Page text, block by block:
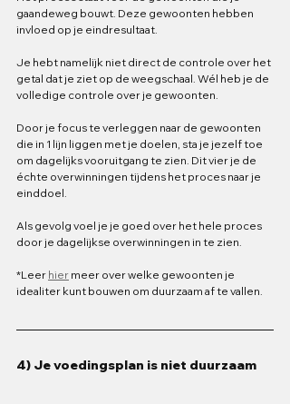
gaandeweg bouwt. Deze gewoonten hebben
invloed op je eindresultaat.
Je hebt namelijk niet direct de controle over het
getal dat je ziet op de weegschaal. Wél heb je de
volledige controle over je gewoonten.
Door je focus te verleggen naar de gewoonten
die in 1 lijn liggen met je doelen, sta je jezelf toe
om dagelijks vooruitgang te zien. Dit vier je de
échte overwinningen tijdens het proces naar je
einddoel.
Als gevolg voel je je goed over het hele proces
door je dagelijkse overwinningen in te zien.
*Leer hier meer over welke gewoonten je
idealiter kunt bouwen om duurzaam af te vallen.
4) Je voedingsplan is niet duurzaam